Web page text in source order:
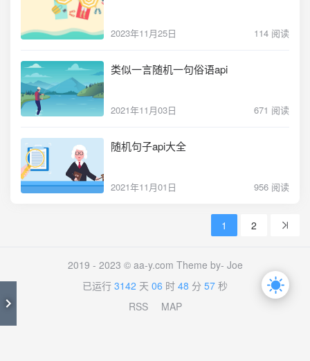
2023年11月25日 114 阅读
类似一言随机一句俗语api
2021年11月03日 671 阅读
随机句子api大全
2021年11月01日 956 阅读
1 2
2019 - 2023 © aa-y.com Theme by- Joe
已运行 3142 天 06 时 48 分 57 秒
RSS
MAP